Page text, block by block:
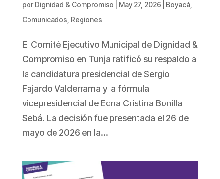
por Dignidad & Compromiso May 27, 2026 Boyacá,
Comunicados Regiones
El Comité Ejecutivo Municipal de Dignidad &
Compromiso en Tunja ratificó su respaldo a
la candidatura presidencial de Sergio
Fajardo Valderrama y la fórmula
vicepresidencial de Edna Cristina Bonilla
Sebá. La decisión fue presentada el 26 de
mayo de 2026 en la...